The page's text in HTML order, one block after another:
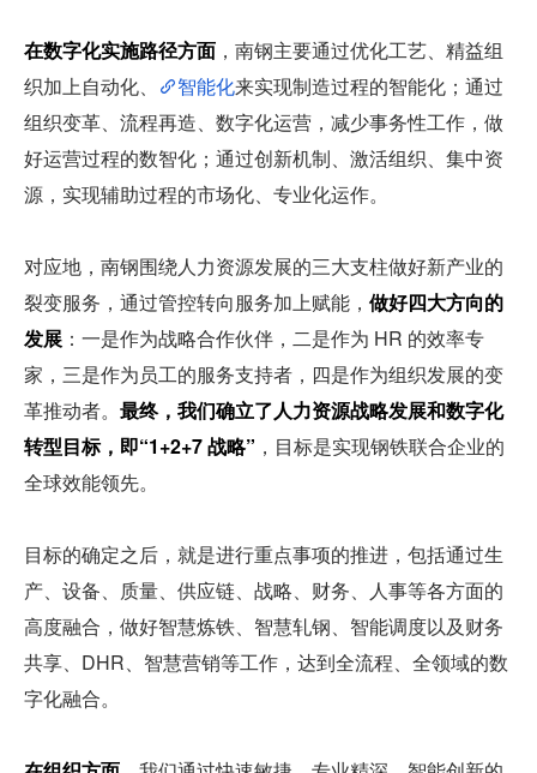
在数字化实施路径方面 ，南钢主要通过优化工艺、精益组
织加上自动化、
智能化来实现制造过程的智能化；通过
组织变革、流程再造、数字化运营，减少事务性工作，做
好运营过程的数智化；通过创新机制、激活组织、集中资
源，实现辅助过程的市场化、专业化运作。
对应地，南钢围绕人力资源发展的三大支柱做好新产业的
裂变服务，通过管控转向服务加上赋能， 做好四大方向的
发展 ：一是作为战略合作伙伴，二是作为 HR 的效率专
家，三是作为员工的服务支持者，四是作为组织发展的变
革推动者。 最终，我们确立了人力资源战略发展和数字化
转型目标，即“1+2+7 战略” ，目标是实现钢铁联合企业的
全球效能领先。
目标的确定之后，就是进行重点事项的推进，包括通过生
产、设备、质量、供应链、战略、财务、人事等各方面的
高度融合，做好智慧炼铁、智慧轧钢、智能调度以及财务
共享、DHR、智慧营销等工作，达到全流程、全领域的数
字化融合。